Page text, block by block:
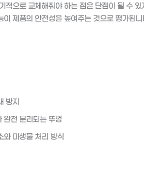
적으로 교체해줘야 하는 점은 단점이 될 수
이 제품의 안전성을 높여주는 것으로 평가됩니
방지
완전 분리되는 뚜껑
와 미생물 처리 방식